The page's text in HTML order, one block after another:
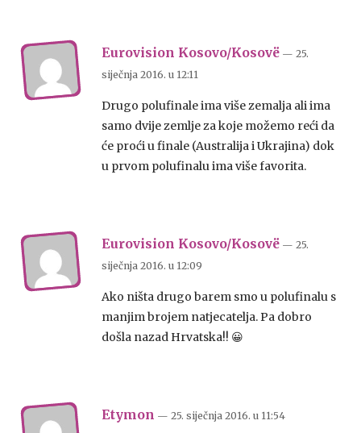
Eurovision Kosovo/Kosovë — 25.
siječnja 2016. u 12:11
Drugo polufinale ima više zemalja ali ima
samo dvije zemlje za koje možemo reći da
će proći u finale (Australija i Ukrajina) dok
u prvom polufinalu ima više favorita.
Eurovision Kosovo/Kosovë — 25.
siječnja 2016. u 12:09
Ako ništa drugo barem smo u polufinalu s
manjim brojem natjecatelja. Pa dobro
došla nazad Hrvatska!! 😀
Etymon — 25. siječnja 2016. u 11:54